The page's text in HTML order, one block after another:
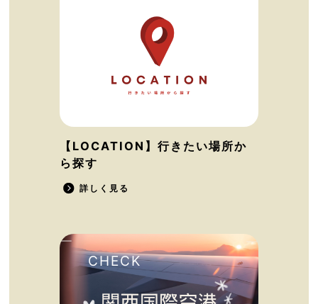
【LOCATION】行きたい場所か
ら探す
詳しく見る